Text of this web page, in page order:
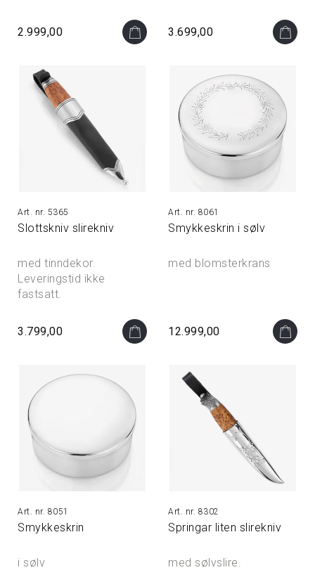
2.999,00 3.699,00
5365
Slottskniv slirekniv
med tinndekor.
Leveringstid ikke
fastsatt.
3.799,00
8061
Smykkeskrin i sølv
med blomsterkrans
12.999,00
8051
Smykkeskrin
i sølv
8302
Springar liten slirekniv
med sølvslire.